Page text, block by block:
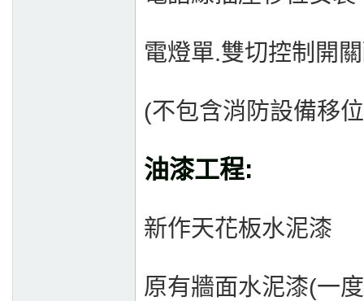
電燈單.雙切控制開
(不包含消防設備移
油漆工程:
新作天花板水泥漆
原有牆面水泥漆(一